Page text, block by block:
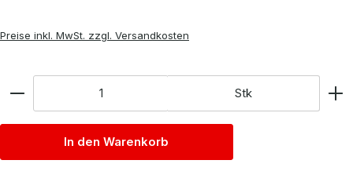
Preise inkl. MwSt. zzgl. Versandkosten
Stk
In den Warenkorb